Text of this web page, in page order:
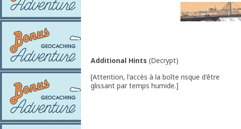
Additional Hints (Decrypt)
[Attention, l'accès à la boîte risque d'être
glissant par temps humide.]